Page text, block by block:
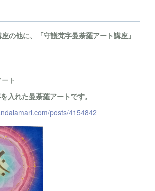
の他に、「守護梵字曼荼羅アート講座」
ト
入れた曼荼羅アートです。
posts/4154842